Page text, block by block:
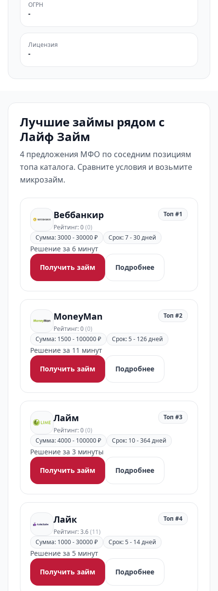
ОГРН
-
Лицензия
-
Лучшие займы рядом с
Лайф Займ
4 предложения МФО по соседним позициям
топа каталога. Сравните условия и возьмите
микрозайм.
Веббанкир
Рейтинг: 0(0)
Топ #1
Сумма: 3000 - 30000 ₽ Срок: 7 - 30 дней
Решение за 6 минут
Получить займ
Подробнее
MoneyMan
Рейтинг: 0(0)
Топ #2
Сумма: 1500 - 100000 ₽ Срок: 5 - 126 дней
Решение за 11 минут
Получить займ
Подробнее
Лайм
Рейтинг: 0(0)
Топ #3
Сумма: 4000 - 100000 ₽ Срок: 10 - 364 дней
Решение за 3 минуты
Получить займ
Подробнее
Лайк
Рейтинг: 3.6(11)
Топ #4
Сумма: 1000 - 30000 ₽ Срок: 5 - 14 дней
Решение за 5 минут
Получить займ
Подробнее